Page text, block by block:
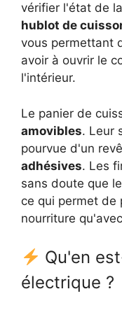
vérifier l'état de
hublot de
vous permettant
avoir à ouvrir le
l'intérieur.
Le panier de
amovibles. Leur
pourvue d'un
adhésives. Les
sans doute que le
ce qui permet de
nourriture
Qu'en
électrique ?